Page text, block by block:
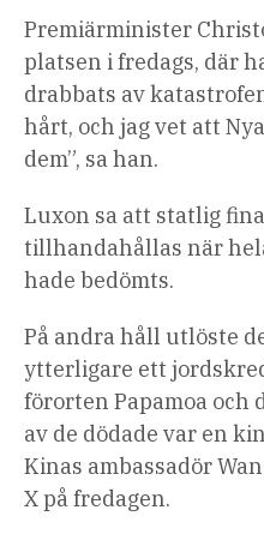
Premiärminister
platsen i fredags, där
drabbats av
hårt, och jag vet att
dem”, sa han.
Luxon sa att statlig
tillhandahållas när
hade bedömts.
På andra håll utlöste
ytterligare ett
förorten Papamoa och
av de dödade var en
Kinas ambassadör
X på fredagen.